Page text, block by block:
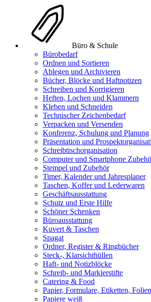
Büro & Schule
Bürobedarf
Ordnen und Sortieren
Ablegen und Archivieren
Bücher, Blöcke und Haftnotizen
Schreiben und Korrigieren
Heften, Lochen und Klammern
Kleben und Schneiden
Technischer Zeichenbedarf
Verpacken und Versenden
Konferenz, Schulung und Planung
Präsentation und
Schreibtischorganisation
Computer und Smartphone
Stempel und Zubehör
Timer, Kalender und Jahresplaner
Taschen, Koffer und Lederwaren
Geschäftsausstattung
Schutz und Erste Hilfe
Schöner Schenken
Büroausstattung
Kuvert & Taschen
Spagat
Ordner, Register & Ringbücher
Steck-, Klarsichthüllen
Haft- und Notizblöcke
Schreib- und Markierstifte
Catering & Food
Papier, Formulare, Etiketten, Folien
Papiere weiß